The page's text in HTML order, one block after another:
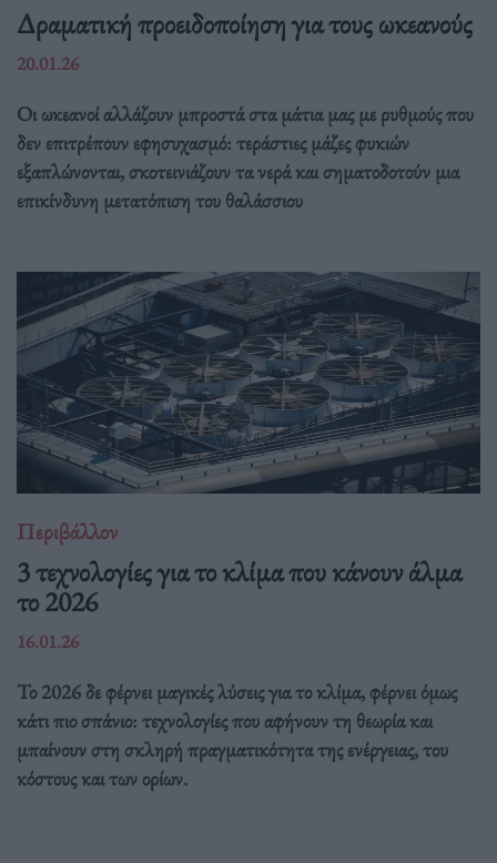
Δραματική προειδοποίηση για τους ωκεανούς
20.01.26
Οι ωκεανοί αλλάζουν μπροστά στα μάτια μας με ρυθμούς που
δεν επιτρέπουν εφησυχασμό: τεράστιες μάζες φυκιών
εξαπλώνονται, σκοτεινιάζουν τα νερά και σηματοδοτούν μια
επικίνδυνη μετατόπιση του θαλάσσιου
Περιβάλλον
3 τεχνολογίες για το κλίμα που κάνουν άλμα
το 2026
16.01.26
Το 2026 δε φέρνει μαγικές λύσεις για το κλίμα, φέρνει όμως
κάτι πιο σπάνιο: τεχνολογίες που αφήνουν τη θεωρία και
μπαίνουν στη σκληρή πραγματικότητα της ενέργειας, του
κόστους και των ορίων.